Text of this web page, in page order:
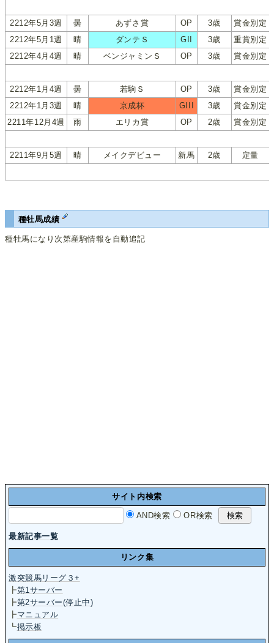
2212年5月3週 曇 あずさ賞 OP 3歳
賞金別定
2212年5月1週
晴 ダンテＳ GII 3歳
重賞別定
2212年4月4週
晴 ベンジャミンＳ OP 3歳 賞金別定
2212年1月4週 曇 若駒Ｓ OP 3歳
賞金別定
2212年1月3週
晴 京成杯 GIII 3歳
賞金別定
2211年12月4週
雨 エリカ賞 OP 2歳 賞金別定
2211年9月5週 晴 メイクデビュー 新馬 2歳 定量
種牡馬成績
種牡馬になり次第産駒情報を自動追記
サイト内検索
AND検索 OR検索
最新記事一覧
リンク集
激突競馬リーグ３+
┣第1サーバー
┣第2サーバー(停止中)
┣マニュアル
┗掲示板